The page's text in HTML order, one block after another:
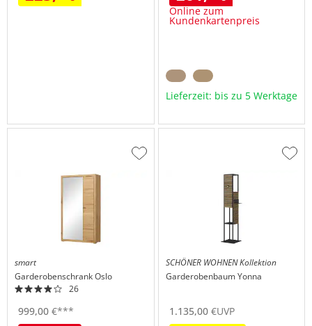
Online zum
Kundenkartenpreis
Lieferzeit: bis zu 5 Werktage
smart
GarderobenschrankOslo
26
999,00 €***
Zur
SCHÖNER WOHNEN Kollektion
GarderobenbaumYonna
1.135,00€UVP
Zur